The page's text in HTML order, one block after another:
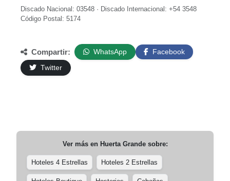
Discado Nacional: 03548 · Discado Internacional: +54 3548
Código Postal: 5174
Compartir: WhatsApp
Facebook
Twitter
Ver más en Huerta Grandesobre:
Hoteles 4 Estrellas Hoteles 2 Estrellas